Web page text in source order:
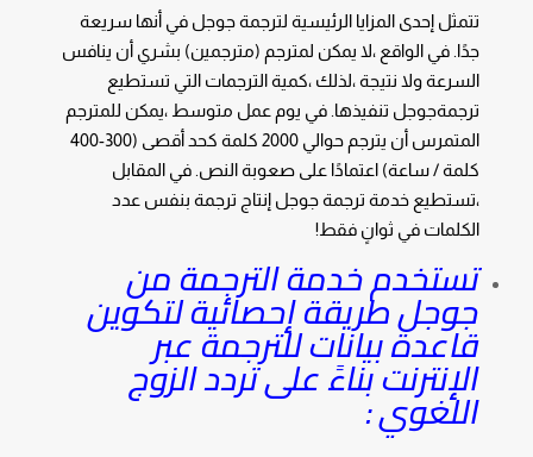
تتمثل إحدى المزايا الرئيسية لترجمة جوجل في أنها سريعة
جدًا. في الواقع ،لا يمكن لمترجم (مترجمين) بشري أن ينافس
السرعة ولا نتيجة ،لذلك ،كمية الترجمات التي تستطيع
ترجمةجوجل تنفيذها. في يوم عمل متوسط ​​،يمكن للمترجم
المتمرس أن يترجم حوالي 2000 كلمة كحد أقصى (300-400
كلمة / ساعة) اعتمادًا على صعوبة النص. في المقابل
،تستطيع خدمة ترجمة جوجل إنتاج ترجمة بنفس عدد
الكلمات في ثوانٍ فقط!
تستخدم خدمة الترجمة من
جوجل طريقة إحصائية لتكوين
قاعدة بيانات للترجمة عبر
الإنترنت بناءً على تردد الزوج
اللغوي :